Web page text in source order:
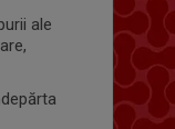
ale